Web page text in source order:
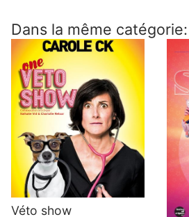
Dans la même catégorie:
Véto show